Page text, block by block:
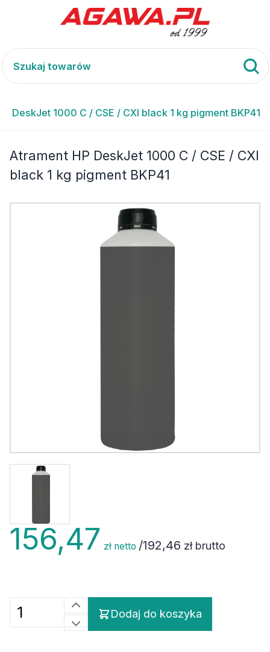
DeskJet 1000 C / CSE / CXI black 1 kg pigment BKP41
Atrament HP DeskJet 1000 C / CSE / CXI
black 1 kg pigment BKP41
156,47 zł netto /192,46 zł brutto
Dodaj do koszyka